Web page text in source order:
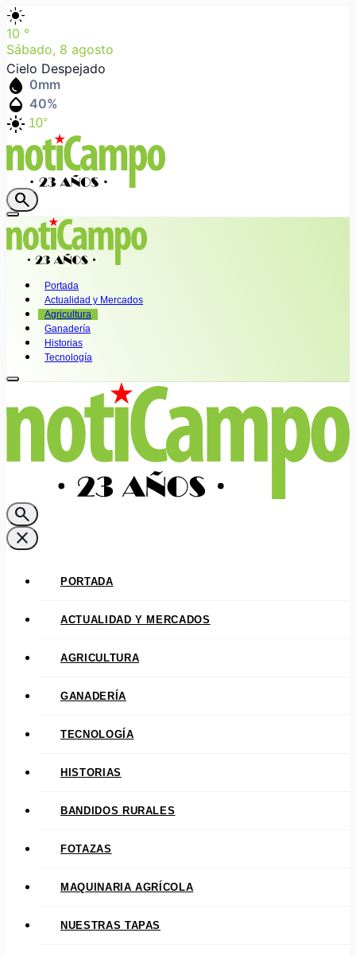
light_mode
10 °
Sábado, 8 agosto
Cielo Despejado
water_drop 0mm
humidity_mid 40%
light_mode 10°
search
Portada
Actualidad y Mercados
Agricultura
Ganadería
Historias
Tecnología
search
close
PORTADA
ACTUALIDAD Y MERCADOS
AGRICULTURA
GANADERÍA
TECNOLOGÍA
HISTORIAS
BANDIDOS RURALES
FOTAZAS
MAQUINARIA AGRÍCOLA
NUESTRAS TAPAS